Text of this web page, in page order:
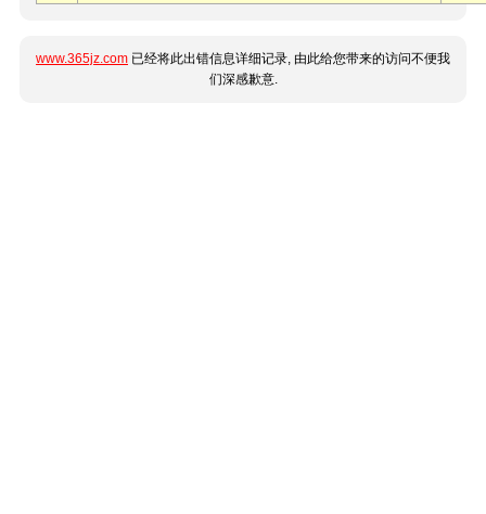
www.365jz.com 已经将此出错信息详细记录, 由此给您带来的访问不便我
们深感歉意.